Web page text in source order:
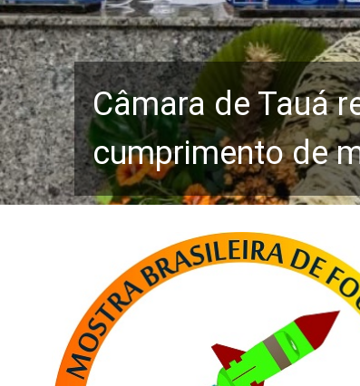
Câmara de Tauá
cumprimento de